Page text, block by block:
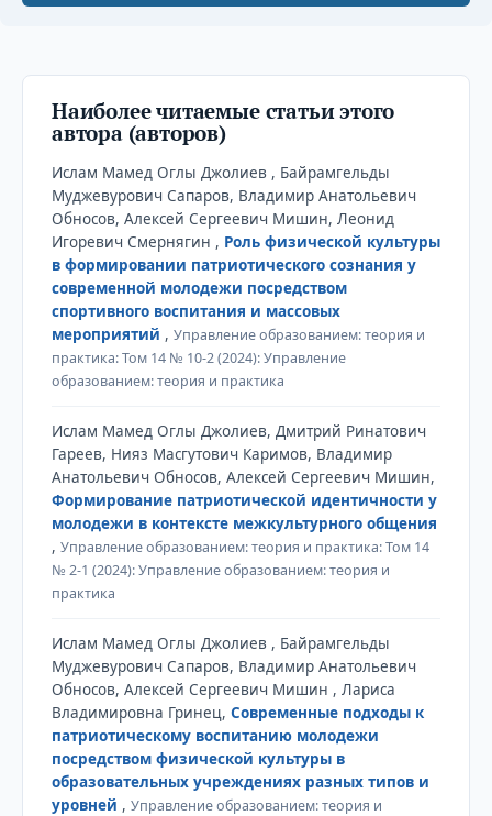
Наиболее читаемые статьи этого
автора (авторов)
Ислам Мамед Оглы Джолиев , Байрамгельды
Муджевурович Сапаров, Владимир Анатольевич
Обносов, Алексей Сергеевич Мишин, Леонид
Игоревич Смернягин , Роль физической культуры
в формировании патриотического сознания у
современной молодежи посредством
спортивного воспитания и массовых
мероприятий , Управление образованием: теория и
практика: Том 14 № 10-2 (2024): Управление
образованием: теория и практика
Ислам Мамед Оглы Джолиев, Дмитрий Ринатович
Гареев, Нияз Масгутович Каримов, Владимир
Анатольевич Обносов, Алексей Сергеевич Мишин,
Формирование патриотической идентичности у
молодежи в контексте межкультурного общения
, Управление образованием: теория и практика: Том 14
№ 2-1 (2024): Управление образованием: теория и
практика
Ислам Мамед Оглы Джолиев , Байрамгельды
Муджевурович Сапаров, Владимир Анатольевич
Обносов, Алексей Сергеевич Мишин , Лариса
Владимировна Гринец, Современные подходы к
патриотическому воспитанию молодежи
посредством физической культуры в
образовательных учреждениях разных типов и
уровней , Управление образованием: теория и